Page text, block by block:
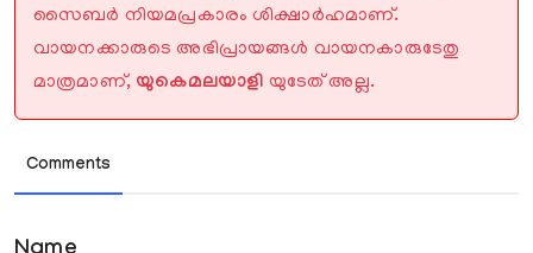
സൈബർ നിയമപ്രകാരം ശിക്ഷാർഹമാണ്.
വായനക്കാരുടെ അഭിപ്രായങ്ങൾ വായനകാരുടേതു
മാത്രമാണ്, യുകെമലയാളി യുടേത് അല്ല.
Comments